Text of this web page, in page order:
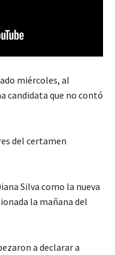
miércoles, al
candidata que no contó
del certamen
Silva como la nueva
la mañana del
a declarar a